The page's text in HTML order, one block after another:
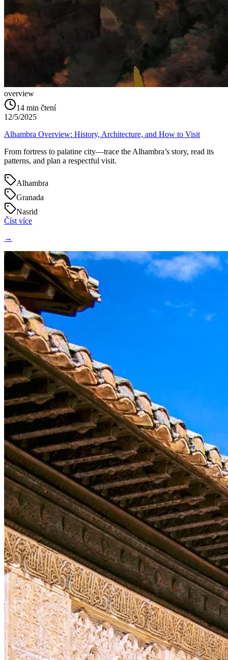
overview
14 min čtení
12/5/2025
Alhambra Overview: History, Architecture, and How to Visit
From fortress to palatine city—trace the Alhambra’s story, read its
patterns, and plan a respectful visit.
Alhambra
Granada
Nasrid
Číst více
→